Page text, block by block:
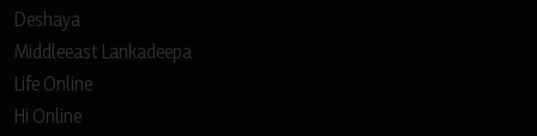
Deshaya
Middleeast Lankadeepa
Life Online
Hi Online